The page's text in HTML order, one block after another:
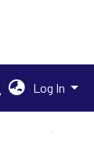
Log In